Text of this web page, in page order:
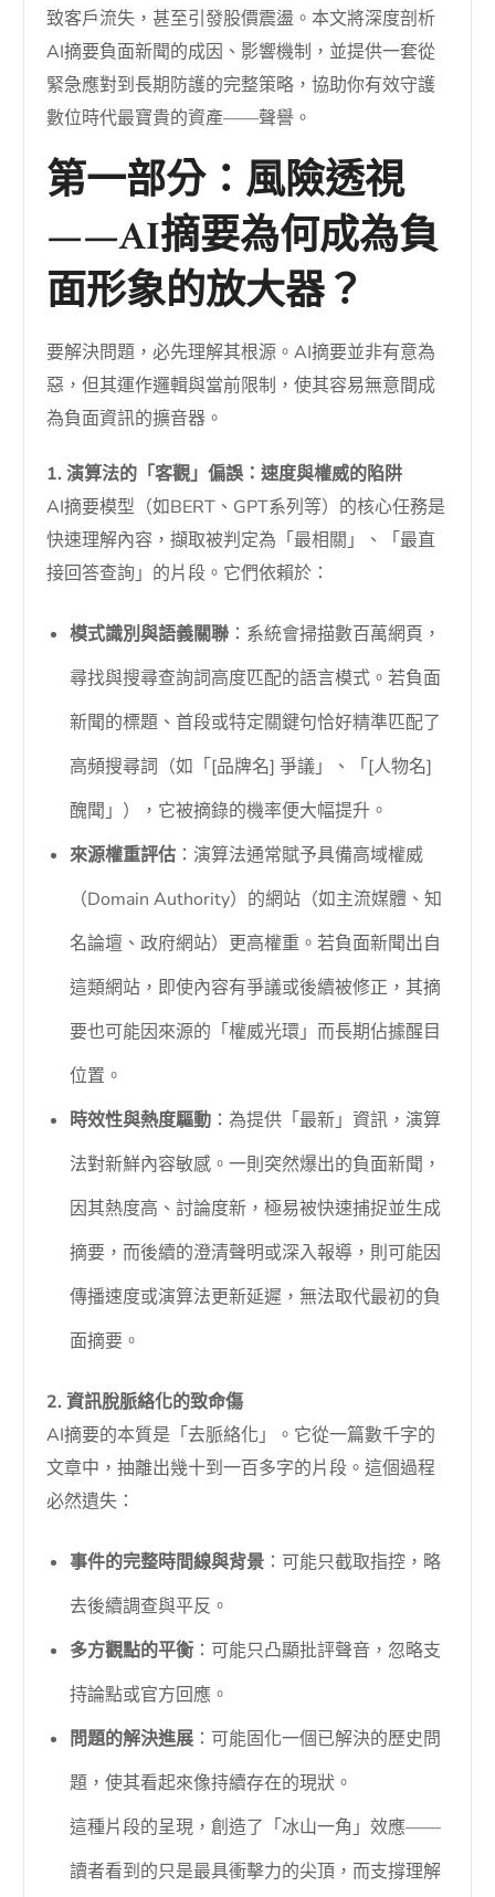
致客戶流失，甚至引發股價震盪。本文將深度剖析
AI摘要負面新聞的成因、影響機制，並提供一套從
緊急應對到長期防護的完整策略，協助你有效守護
數位時代最寶貴的資產——聲譽。
第一部分：風險透視
——AI摘要為何成為負
面形象的放大器？
要解決問題，必先理解其根源。AI摘要並非有意為
惡，但其運作邏輯與當前限制，使其容易無意間成
為負面資訊的擴音器。
1. 演算法的「客觀」偏誤：速度與權威的陷阱
AI摘要模型（如BERT、GPT系列等）的核心任務是
快速理解內容，擷取被判定為「最相關」、「最直
接回答查詢」的片段。它們依賴於：
模式識別與語義關聯 ：系統會掃描數百萬網頁，
尋找與搜尋查詢詞高度匹配的語言模式。若負面
新聞的標題、首段或特定關鍵句恰好精準匹配了
高頻搜尋詞（如「[品牌名] 爭議」、「[人物名]
醜聞」），它被摘錄的機率便大幅提升。
來源權重評估 ：演算法通常賦予具備高域權威
（Domain Authority）的網站（如主流媒體、知
名論壇、政府網站）更高權重。若負面新聞出自
這類網站，即使內容有爭議或後續被修正，其摘
要也可能因來源的「權威光環」而長期佔據醒目
位置。
時效性與熱度驅動 ：為提供「最新」資訊，演算
法對新鮮內容敏感。一則突然爆出的負面新聞，
因其熱度高、討論度新，極易被快速捕捉並生成
摘要，而後續的澄清聲明或深入報導，則可能因
傳播速度或演算法更新延遲，無法取代最初的負
面摘要。
2. 資訊脫脈絡化的致命傷
AI摘要的本質是「去脈絡化」。它從一篇數千字的
文章中，抽離出幾十到一百多字的片段。這個過程
必然遺失：
事件的完整時間線與背景 ：可能只截取指控，略
去後續調查與平反。
多方觀點的平衡 ：可能只凸顯批評聲音，忽略支
持論點或官方回應。
問題的解決進展 ：可能固化一個已解決的歷史問
題，使其看起來像持續存在的現狀。
這種片段的呈現，創造了「冰山一角」效應——
讀者看到的只是最具衝擊力的尖頂，而支撐理解